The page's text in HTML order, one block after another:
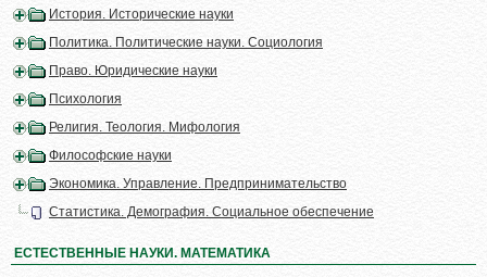
История. Исторические науки
Политика. Политические науки. Социология
Право. Юридические науки
Психология
Религия. Теология. Мифология
Философские науки
Экономика. Управление. Предпринимательство
Статистика. Демография. Социальное обеспечение
ЕСТЕСТВЕННЫЕ НАУКИ. МАТЕМАТИКА